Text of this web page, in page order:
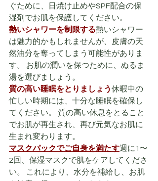
ぐために、日焼け止めやSPF配合の保
湿剤でお肌を保護してください。
熱いシャワーを制限する熱いシャワー
は魅力的かもしれませんが、皮膚の天
然油分を奪ってしまう可能性がありま
す。 お肌の潤いを保つために、ぬるま
湯を選びましょう。
質の高い睡眠をとりましょう休暇中の
忙しい時期には、十分な睡眠を確保し
てください。 質の高い休息をとること
でお肌が再生され、再び元気なお肌に
生まれ変わります。
マスクパックでご自身を満たす週に1〜
2回、保湿マスクで肌をケアしてくださ
い。 これにより、水分を補給し、お肌